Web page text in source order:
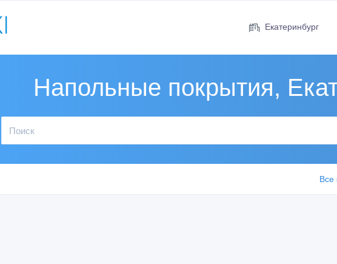
Екатеринбург
Напольные покрытия,
Все